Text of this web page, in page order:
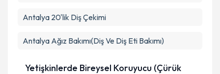
Antalya 20'lik Diş Çekimi
Antalya Ağız Bakımı(Diş Ve Diş Eti Bakımı)
Yetişkinlerde Bireysel Koruyucu (Çürük